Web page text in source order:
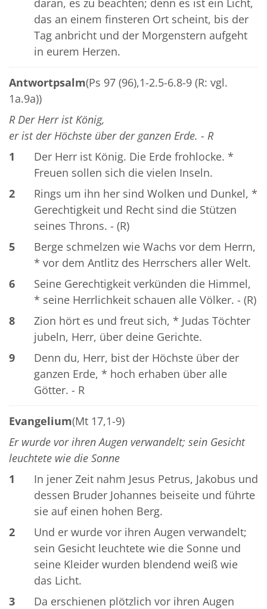
das an einem finsteren Ort scheint, bis der
Tag anbricht und der Morgenstern aufgeht
in eurem Herzen.
Antwortpsalm(Ps 97 (96),1-2.5-6.8-9 (R: vgl.
1a.9a))
R Der Herr ist König,
er ist der Höchste über der ganzen Erde. - R
1
Der Herr ist König. Die Erde frohlocke. *
Freuen sollen sich die vielen Inseln.
2
Rings um ihn her sind Wolken und Dunkel, *
Gerechtigkeit und Recht sind die Stützen
seines Throns. - (R)
5
Berge schmelzen wie Wachs vor dem Herrn,
* vor dem Antlitz des Herrschers aller Welt.
6
Seine Gerechtigkeit verkünden die Himmel,
* seine Herrlichkeit schauen alle Völker. - (R)
8
Zion hört es und freut sich, * Judas Töchter
jubeln, Herr, über deine Gerichte.
9
Denn du, Herr, bist der Höchste über der
ganzen Erde, * hoch erhaben über alle
Götter. - R
Evangelium(Mt 17,1-9)
Er wurde vor ihren Augen verwandelt; sein Gesicht
leuchtete wie die Sonne
1
In jener Zeit nahm Jesus Petrus, Jakobus und
dessen Bruder Johannes beiseite und führte
sie auf einen hohen Berg.
2
Und er wurde vor ihren Augen verwandelt;
sein Gesicht leuchtete wie die Sonne und
seine Kleider wurden blendend weiß wie
das Licht.
3
Da erschienen plötzlich vor ihren Augen